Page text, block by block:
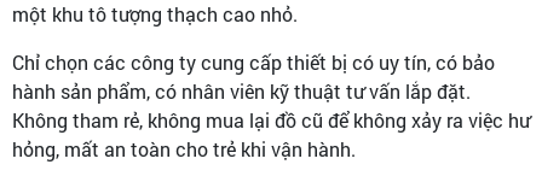
một khu tô tượng thạch cao nhỏ.
Chỉ chọn các công ty cung cấp thiết bị có uy tín, có bảo
hành sản phẩm, có nhân viên kỹ thuật tư vấn lắp đặt.
Không tham rẻ, không mua lại đồ cũ để không xảy ra việc hư
hỏng, mất an toàn cho trẻ khi vận hành.